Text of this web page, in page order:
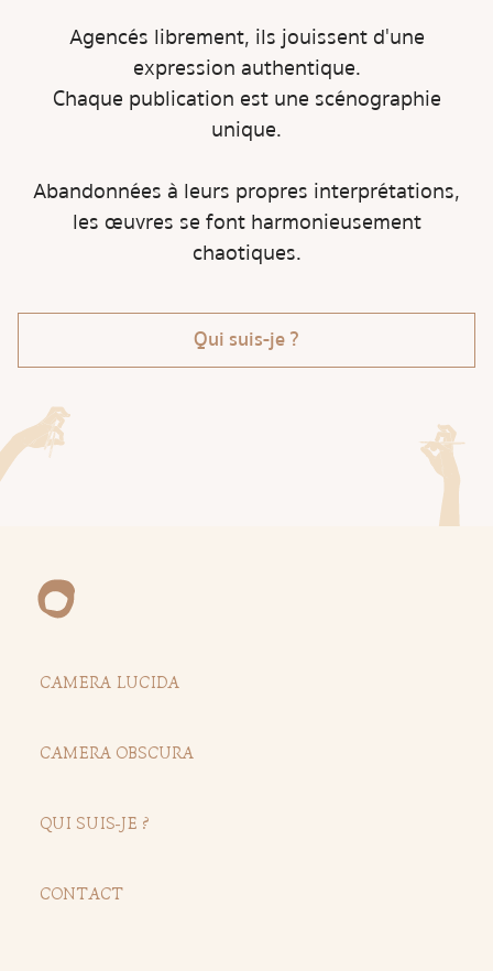
Agencés librement, ils jouissent d'une
expression authentique.
Chaque publication est une scénographie
unique.
Abandonnées à leurs propres interprétations,
les œuvres se font harmonieusement
chaotiques.
Qui suis-je ?
CAMERA LUCIDA
CAMERA OBSCURA
QUI SUIS-JE ?
CONTACT